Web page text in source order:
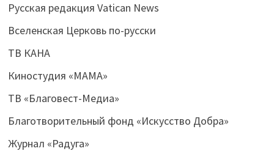
Русская редакция Vatican News
Вселенская Церковь по-русски
ТВ КАНА
Киностудия «МАМА»
ТВ «Благовест-Медиа»
Благотворительный фонд «Искусство Добра»
Журнал «Радуга»